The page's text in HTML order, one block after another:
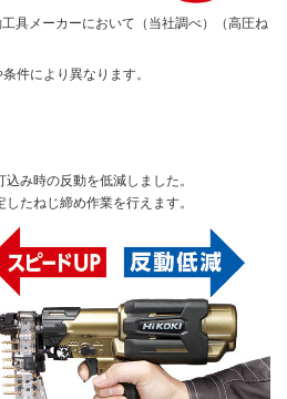
具メーカーにおいて（当社調べ）（高圧ね
件により異なります。
み時の反動を低減しました。
たねじ締め作業を行えます。